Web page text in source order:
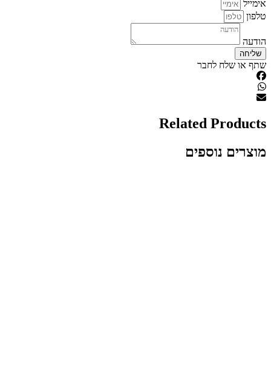
אימייל
טלפון
הודעה
שליחה
שתף או שלח לחבר
Related Products
מוצרים נוספים